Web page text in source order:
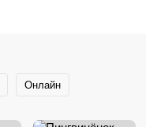
Онлайн